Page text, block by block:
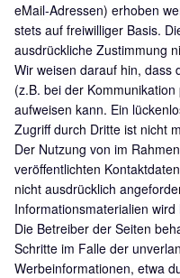
eMail-Adressen) erhoben
stets auf freiwilliger Basis.
ausdrückliche Zustimmung
Wir weisen darauf hin, dass
(z.B. bei der
aufweisen kann. Ein
Zugriff durch Dritte ist nicht
Der Nutzung von im
veröffentlichten
nicht ausdrücklich
Informationsmaterialien
Die Betreiber der Seiten
Schritte im Falle der
Werbeinformationen, etwa